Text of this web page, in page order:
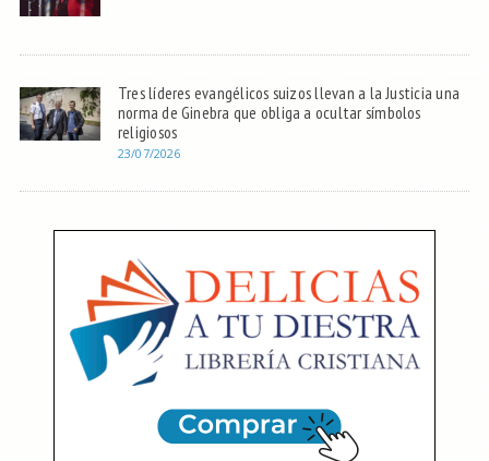
Tres líderes evangélicos suizos llevan a la Justicia una
norma de Ginebra que obliga a ocultar símbolos
religiosos
23/07/2026